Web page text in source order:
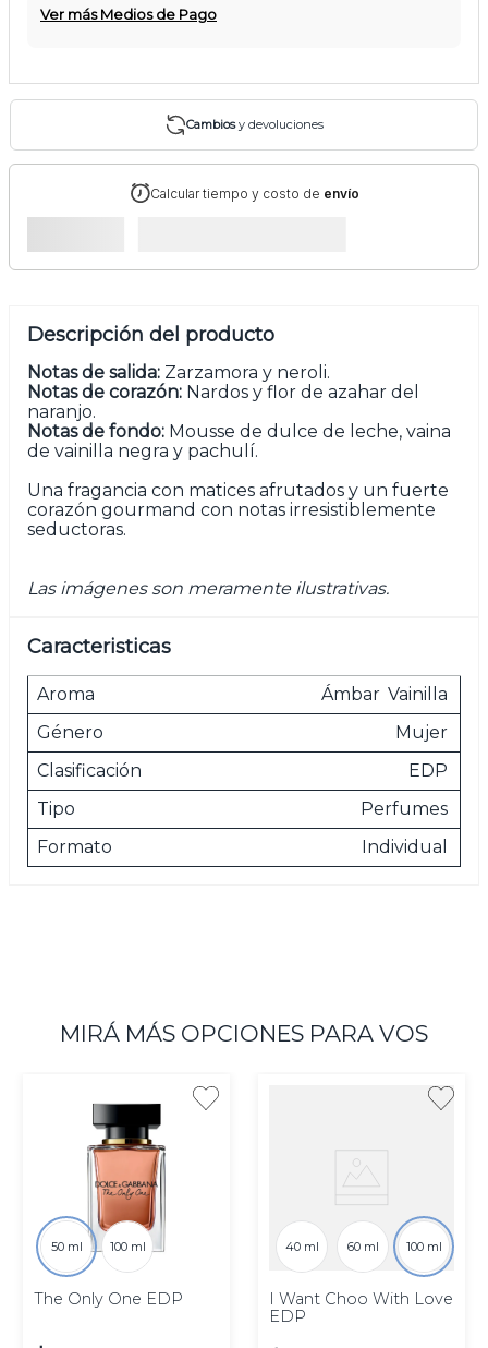
Ver más Medios de Pago
Cambiosy devoluciones
Calcular tiempo y costo de envío
Descripción del producto
Notas de salida: Zarzamora y neroli.
Notas de corazón: Nardos y flor de azahar del
naranjo.
Notas de fondo: Mousse de dulce de leche, vaina
de vainilla negra y pachulí.
Una fragancia con matices afrutados y un fuerte
corazón gourmand con notas irresistiblemente
seductoras.
Las imágenes son meramente ilustrativas.
Caracteristicas
Aroma Ámbar Vainilla
Género
Mujer
Clasificación
EDP
Tipo
Perfumes
Formato
Individual
MIRÁ MÁS OPCIONES PARA VOS
50 ml 100 ml
The Only One EDP
40 ml 60 ml 100 ml
I Want Choo With Love
EDP